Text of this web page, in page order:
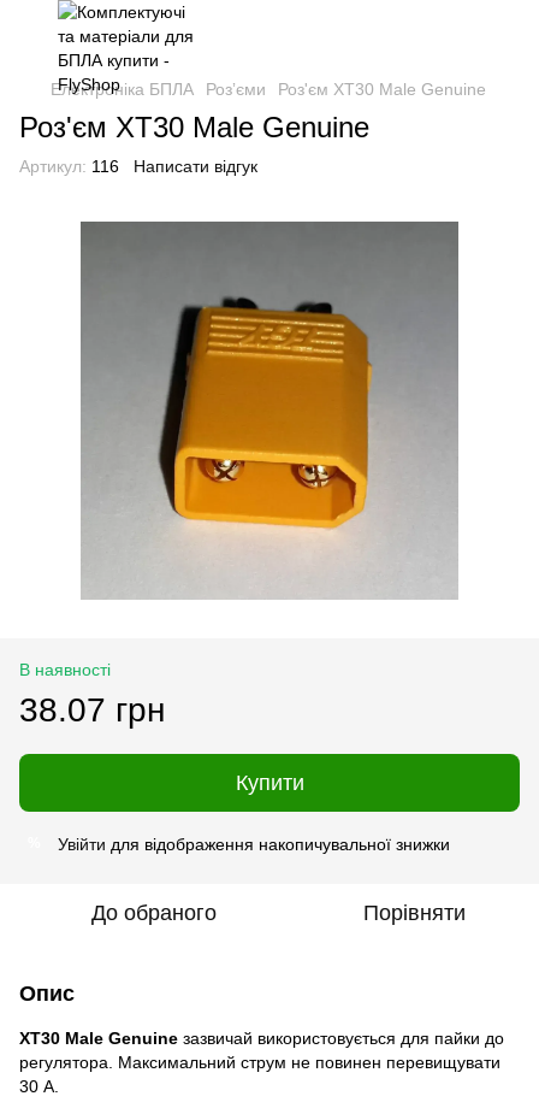
Електроніка БПЛА Розʼєми Роз'єм XT30 Male Genuine
Роз'єм XT30 Male Genuine
Артикул: 116 Написати відгук
В наявності
38.07 грн
Купити
Увійти для відображення накопичувальної знижки
До обраного Порівняти
Опис
XT30 Male Genuine зазвичай використовується для пайки до
регулятора. Максимальний струм не повинен перевищувати
30 А.